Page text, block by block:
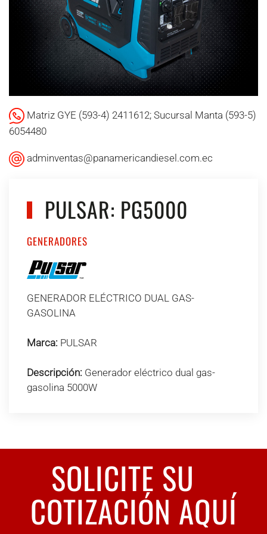
Matriz GYE (593-4) 2411612; Sucursal Manta (593-5)
6054480
adminventas@panamericandiesel.com.ec
PULSAR: PG5000
GENERADORES
GENERADOR ELÉCTRICO DUAL GAS-
GASOLINA
Marca: PULSAR
Descripción: Generador eléctrico dual gas-
gasolina 5000W
SOLICITE SU
COTIZACIÓN AQUÍ